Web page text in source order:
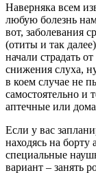
Наверняка всем
любую болезнь
вот, заболевания
(отиты и так
начали страдать
снижения слуха,
в коем случае не
самостоятельно и
аптечные или
Если у вас
находясь на борту
специальные
вариант – занять